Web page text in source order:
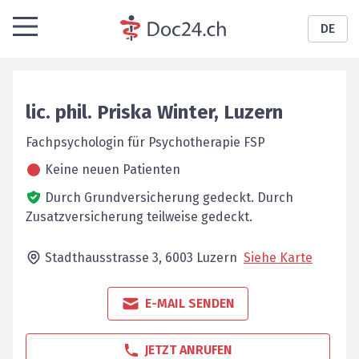
DE
lic. phil. Priska Winter, Luzern
Fachpsychologin für Psychotherapie FSP
Keine neuen Patienten
Durch Grundversicherung gedeckt. Durch
Zusatzversicherung teilweise gedeckt.
Stadthausstrasse 3, 6003 Luzern Siehe Karte
E-MAIL SENDEN
JETZT ANRUFEN